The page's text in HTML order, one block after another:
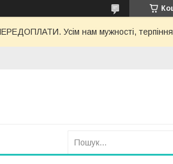
Усім нам мужності,